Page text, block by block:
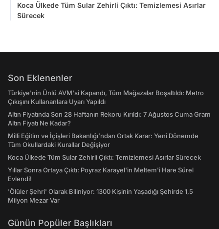
Koca Ülkede Tüm Sular Zehirli Çıktı: Temizlemesi Asırlar
Sürecek
Son Eklenenler
Türkiye'nin Ünlü AVM'si Kapandı, Tüm Mağazalar Boşaltıldı: Metro
Çıkışını Kullananlara Uyarı Yapıldı
Altın Fiyatında Son 28 Haftanın Rekoru Kırıldı: 7 Ağustos Cuma Gram
Altın Fiyatı Ne Kadar?
Milli Eğitim ve İçişleri Bakanlığı’ndan Ortak Karar: Yeni Dönemde
Tüm Okullardaki Kurallar Değişiyor
Koca Ülkede Tüm Sular Zehirli Çıktı: Temizlemesi Asırlar Sürecek
Yıllar Sonra Ortaya Çıktı: Poyraz Karayel'in Meltem'i Hare Sürel
Evlendi!
'Ölüler Şehri' Olarak Biliniyor: 1300 Kişinin Yaşadığı Şehirde 1,5
Milyon Mezar Var
Günün Popüler Başlıkları